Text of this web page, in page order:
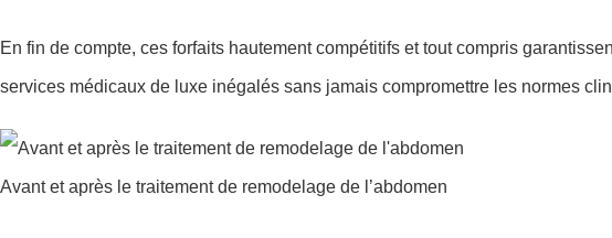
En fin de compte, ces forfaits hautement compétitifs et tout compris
services médicaux de luxe inégalés sans jamais compromettre les normes
Avant et après le traitement de remodelage de l’abdomen